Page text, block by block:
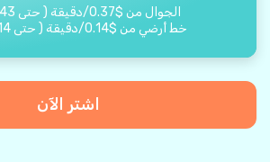
الجوال من $
0.37
/دقيقة ( حتى 43
خط أرضي من $
0.14
/دقيقة ( حتى
اشتر الآن